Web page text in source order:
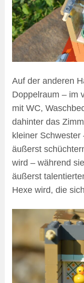
Auf der anderen
Doppelraum – im
mit WC,
dahinter das
kleiner
äußerst
wird – während
äußerst
Hexe wird, die